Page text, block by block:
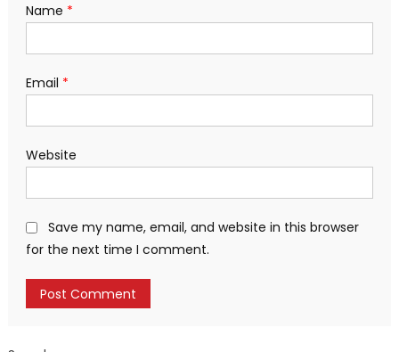
Name *
Email *
Website
Save my name, email, and website in this browser
for the next time I comment.